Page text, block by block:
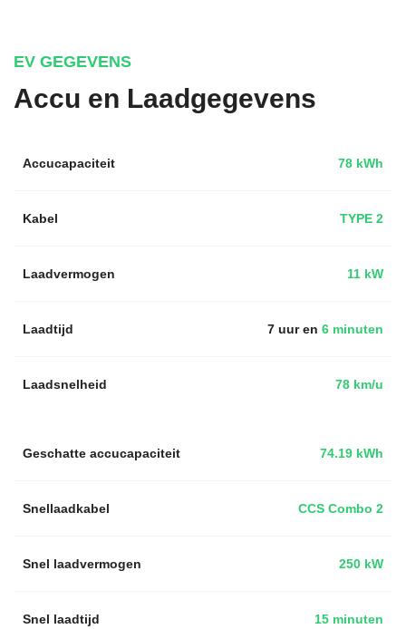
EV GEGEVENS
Accu en Laadgegevens
Accucapaciteit 78 kWh
Kabel TYPE 2
Laadvermogen 11 kW
Laadtijd 7 uur en 6 minuten
Laadsnelheid 78 km/u
74.19 kWh
Geschatte accucapaciteit
Snellaadkabel CCS Combo 2
Snel laadvermogen 250 kW
Snel laadtijd 15 minuten